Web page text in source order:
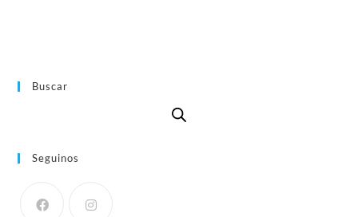
Buscar
Seguinos